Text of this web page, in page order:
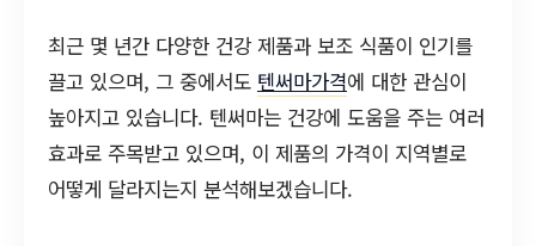
최근 몇 년간 다양한 건강 제품과 보조 식품이 인기를
끌고 있으며, 그 중에서도 텐써마가격에 대한 관심이
높아지고 있습니다. 텐써마는 건강에 도움을 주는 여러
효과로 주목받고 있으며, 이 제품의 가격이 지역별로
어떻게 달라지는지 분석해보겠습니다.